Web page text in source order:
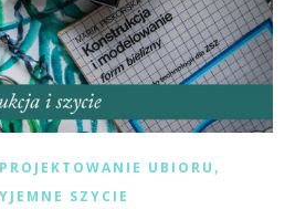
PROJEKTOWANIE UBIORU ,
SZYCIE